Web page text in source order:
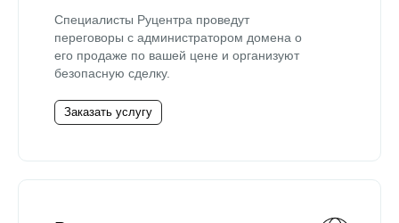
Специалисты Руцентра проведут
переговоры с администратором домена о
его продаже по вашей цене и организуют
безопасную сделку.
Заказать услугу